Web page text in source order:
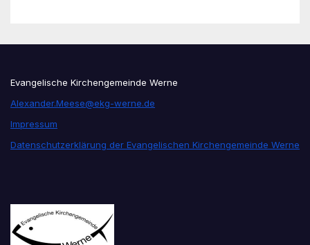
Evangelische Kirchengemeinde Werne
Alexander.Meese@ekg-werne.de
Impressum
Datenschutzerklärung der Evangelischen Kirchengemeinde Werne